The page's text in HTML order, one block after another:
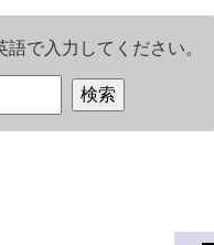
で入力してください。